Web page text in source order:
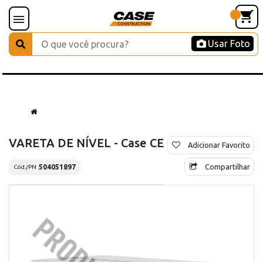
Usar Foto
VARETA DE NÍVEL - Case CE
Cód./PN 504051897
Adicionar Favorito
Compartilhar